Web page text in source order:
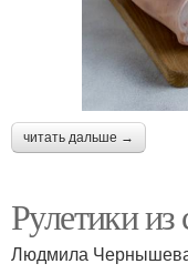
читать дальше →
Рулетики
Людмила